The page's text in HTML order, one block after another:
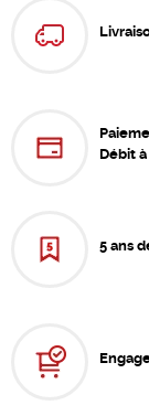
Débit
5 ans